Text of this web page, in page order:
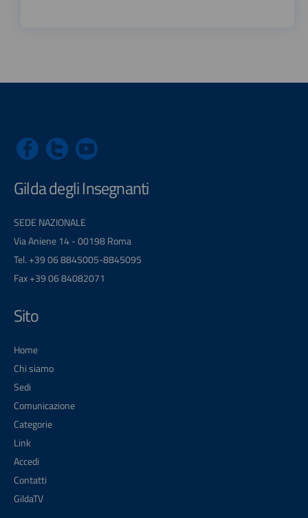
Gilda degli Insegnanti
SEDE NAZIONALE
Via Aniene 14 - 00198 Roma
Tel. +39 06 8845005-8845095
Fax +39 06 84082071
Sito
Home
Chi siamo
Sedi
Comunicazione
Categorie
Link
Accedi
Contatti
GildaTV